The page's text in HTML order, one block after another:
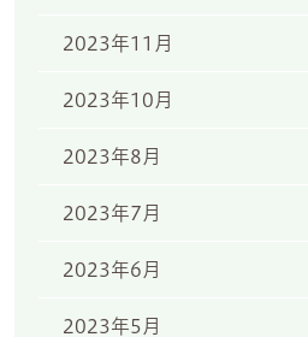
2023年11月
2023年10月
2023年8月
2023年7月
2023年6月
2023年5月